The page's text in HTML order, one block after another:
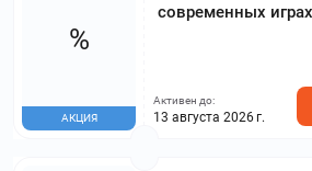
современных играх
%
АКЦИЯ
Активен до:
13 августа 2026 г.